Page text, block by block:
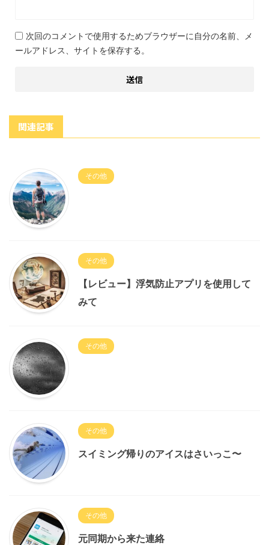
次回のコメントで使用するためブラウザーに自分の名前、メ
ールアドレス、サイトを保存する。
関連記事
その他
その他
【レビュー】浮気防止アプリを使用して
みて
その他
その他
スイミング帰りのアイスはさいっこ〜
その他
元同期から来た連絡